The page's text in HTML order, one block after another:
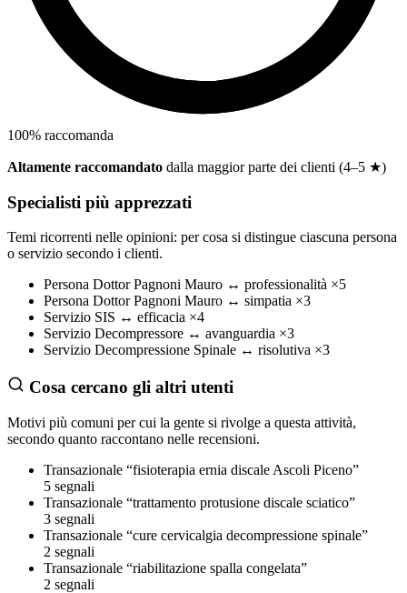
100% raccomanda
Altamente raccomandato dalla maggior parte dei clienti (4–5 ★)
Specialisti più apprezzati
Temi ricorrenti nelle opinioni: per cosa si distingue ciascuna persona
o servizio secondo i clienti.
Persona Dottor Pagnoni Mauro ↔ professionalità ×5
Persona Dottor Pagnoni Mauro ↔ simpatia ×3
Servizio SIS ↔ efficacia ×4
Servizio Decompressore ↔ avanguardia ×3
Servizio Decompressione Spinale ↔ risolutiva ×3
Cosa cercano gli altri utenti
Motivi più comuni per cui la gente si rivolge a questa attività,
secondo quanto raccontano nelle recensioni.
Transazionale “fisioterapia ernia discale Ascoli Piceno”
5 segnali
Transazionale “trattamento protusione discale sciatico”
3 segnali
Transazionale “cure cervicalgia decompressione spinale”
2 segnali
Transazionale “riabilitazione spalla congelata”
2 segnali